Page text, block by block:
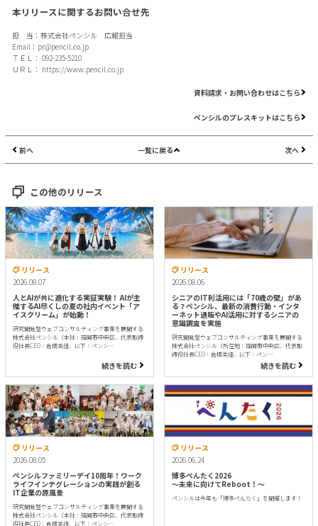
本リリースに関するお問い合せ先
担 当：株式会社ペンシル 広報担当
Email： pr@pencil.co.jp
ＴＥＬ： 092-235-5210
ＵＲＬ： https://www.pencil.co.jp
資料請求・お問い合わせはこちら
ペンシルのプレスキットはこちら
前へ 一覧に戻る 次へ
この他のリリース
リリース
2026.08.07
人とAIが共に進化する実証実験！ AIが主
催するAI尽くしの夏の社内イベント「ア
イスクリーム」が始動！
研究開発型ウェブコンサルティング事業を展開する
株式会社ペンシル（本社：福岡市中央区、代表取締
役社長CEO：倉橋美佳、以下：ペンシ…
続きを読む
リリース
2026.08.06
シニアのIT利活用には「70歳の壁」があ
る？ペンシル、最新の消費行動・インタ
ーネット通販やAI活用に対するシニアの
意識調査を実施
研究開発型ウェブコンサルティング事業を展開する
株式会社ペンシル（所在地：福岡市中央区、代表取
締役社長CEO：倉橋美佳、以下：ペン…
続きを読む
リリース
2026.08.05
ペンシルファミリーデイ10周年！ワーク
ライフインテグレーションの実践が創る
IT企業の原風景
研究開発型ウェブコンサルティング事業を展開する
株式会社ペンシル（本社：福岡市中央区、代表取締
役社長CEO：倉橋美佳、以下：ペンシ…
リリース
2026.06.24
博多ぺんたく2026
〜未来に向けてReboot！〜
ペンシルは今年も「博多ぺんたく」を開催します！